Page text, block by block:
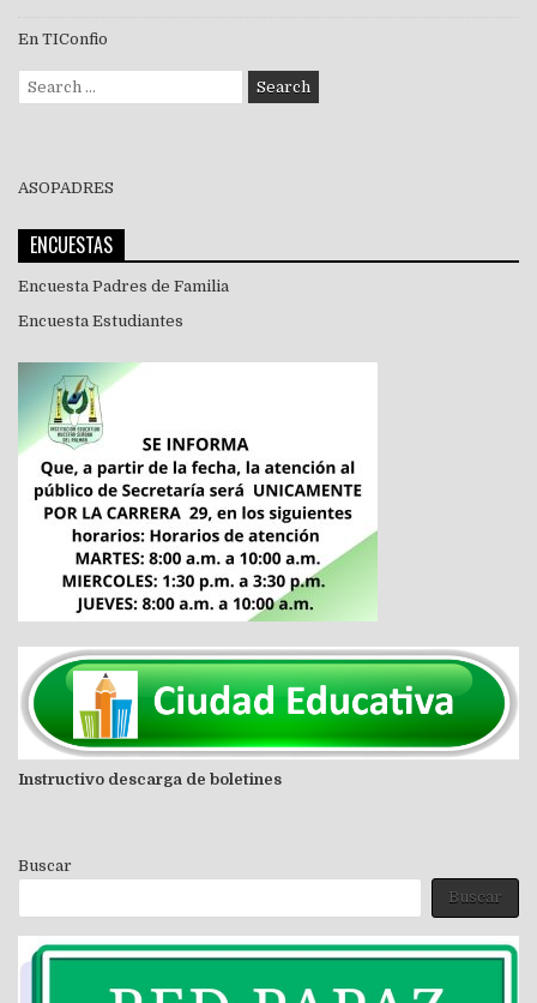
En TIConfio
Search
for:
ASOPADRES
ENCUESTAS
Encuesta Padres de Familia
Encuesta Estudiantes
Instructivo descarga de boletines
Buscar
Buscar